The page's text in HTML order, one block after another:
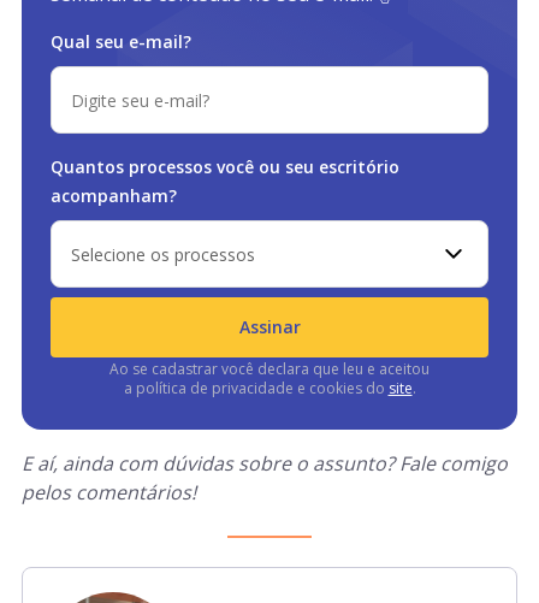
Qual seu e-mail?
Quantos processos você ou seu escritório
acompanham?
Selecione os processos
Assinar
Ao se cadastrar você declara que leu e aceitou
a política de privacidade e cookies do site.
E aí, ainda com dúvidas sobre o assunto? Fale comigo
pelos comentários!